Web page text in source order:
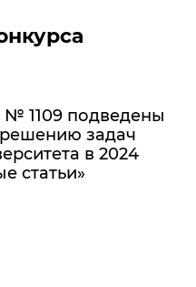
№ 1109 подведены
решению задач
в 2024
статьи»